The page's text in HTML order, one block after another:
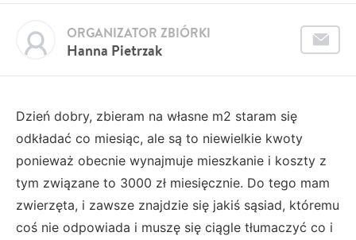
Hanna Pietrzak
ORGANIZATOR ZBIÓRKI
Dzień dobry, zbieram na własne m2 staram się
odkładać co miesiąc, ale są to niewielkie kwoty
ponieważ obecnie wynajmuje mieszkanie i koszty z
tym związane to 3000 zł miesięcznie. Do tego mam
zwierzęta, i zawsze znajdzie się jakiś sąsiad, któremu
coś nie odpowiada i muszę się ciągle tłumaczyć co i